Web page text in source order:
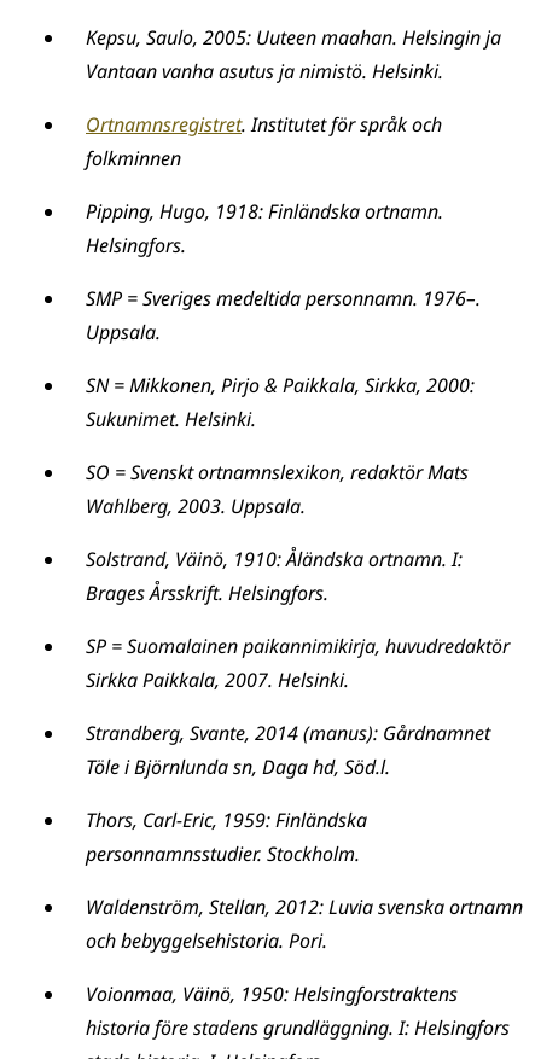
Kepsu, Saulo, 2005: Uuteen maahan. Helsingin ja
Vantaan vanha asutus ja nimistö. Helsinki.
Ortnamnsregistret. Institutet för språk och
folkminnen
Pipping, Hugo, 1918: Finländska ortnamn.
Helsingfors.
SMP = Sveriges medeltida personnamn. 1976–.
Uppsala.
SN = Mikkonen, Pirjo & Paikkala, Sirkka, 2000:
Sukunimet. Helsinki.
SO = Svenskt ortnamnslexikon, redaktör Mats
Wahlberg, 2003. Uppsala.
Solstrand, Väinö, 1910: Åländska ortnamn. I:
Brages Årsskrift. Helsingfors.
SP = Suomalainen paikannimikirja, huvudredaktör
Sirkka Paikkala, 2007. Helsinki.
Strandberg, Svante, 2014 (manus): Gårdnamnet
Töle i Björnlunda sn, Daga hd, Söd.l.
Thors, Carl-Eric, 1959: Finländska
personnamnsstudier. Stockholm.
Waldenström, Stellan, 2012: Luvia svenska ortnamn
och bebyggelsehistoria. Pori.
Voionmaa, Väinö, 1950: Helsingforstraktens
historia före stadens grundläggning. I: Helsingfors